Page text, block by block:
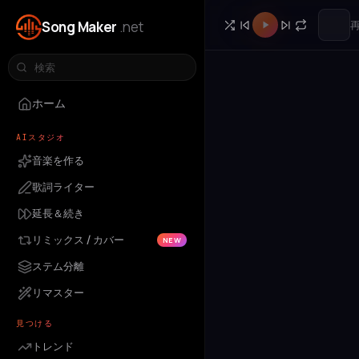
Song Maker .net
ホーム
AIスタジオ
音楽を作る
歌詞ライター
延長＆続き
リミックス / カバー
NEW
ステム分離
リマスター
見つける
トレンド